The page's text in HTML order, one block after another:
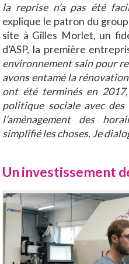
la reprise n’a pas été
explique le patron du
site à Gilles Morlet, un
d’ASP, la première
environnement sain pour
avons entamé la
ont été terminés en
politique sociale avec des
l’aménagement des
simplifié les choses. Je
Un investissement